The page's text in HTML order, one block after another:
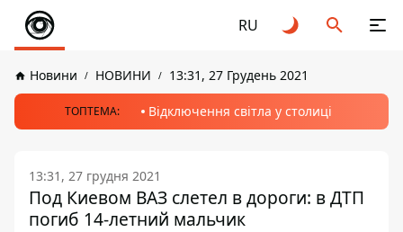
RU
Новини НОВИНИ 13:31, 27 Грудень 2021
ТОПТЕМА: Відключення світла у столиці
13:31, 27 грудня 2021
Под Киевом ВАЗ слетел в дороги: в ДТП
погиб 14-летний мальчик